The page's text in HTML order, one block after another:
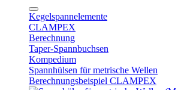
Kegelspannelemente
CLAMPEX
Berechnung
Taper-Spannbuchsen
Kompedium
Spannhülsen für metrische Wellen
Berechnungsbeispiel CLAMPEX